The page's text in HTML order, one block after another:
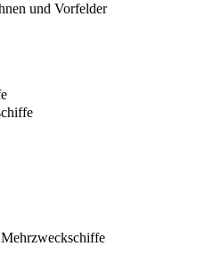
und Vorfelder